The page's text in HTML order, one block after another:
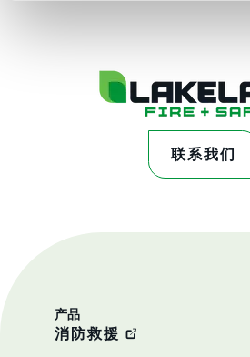
联系我们
产品
消防救援